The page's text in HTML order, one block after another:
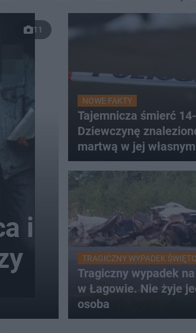
11
i
NOWE FAKTY
Tajemnicza śmierć
Dziewczynę
martwą w jej
TRAGICZNY WYPADEK
Tragiczny wypadek
w Łagowie. Nie żyje
osoba